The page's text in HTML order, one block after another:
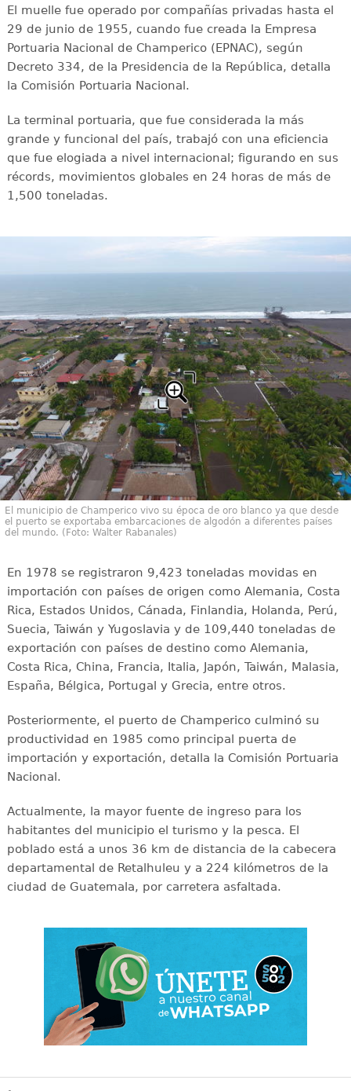
El muelle fue operado por compañías privadas hasta el
29 de junio de 1955, cuando fue creada la Empresa
Portuaria Nacional de Champerico (EPNAC), según
Decreto 334, de la Presidencia de la República, detalla
la Comisión Portuaria Nacional.
La terminal portuaria, que fue considerada la más
grande y funcional del país, trabajó con una eficiencia
que fue elogiada a nivel internacional; figurando en sus
récords, movimientos globales en 24 horas de más de
1,500 toneladas.
El municipio de Champerico vivo su época de oro blanco ya que desde
el puerto se exportaba embarcaciones de algodón a diferentes países
del mundo. (Foto: Walter Rabanales)
En 1978 se registraron 9,423 toneladas movidas en
importación con países de origen como Alemania, Costa
Rica, Estados Unidos, Cánada, Finlandia, Holanda, Perú,
Suecia, Taiwán y Yugoslavia y de 109,440 toneladas de
exportación con países de destino como Alemania,
Costa Rica, China, Francia, Italia, Japón, Taiwán, Malasia,
España, Bélgica, Portugal y Grecia, entre otros.
Posteriormente, el puerto de Champerico culminó su
productividad en 1985 como principal puerta de
importación y exportación, detalla la Comisión Portuaria
Nacional.
Actualmente, la mayor fuente de ingreso para los
habitantes del municipio el turismo y la pesca. El
poblado está a unos 36 km de distancia de la cabecera
departamental de Retalhuleu y a 224 kilómetros de la
ciudad de Guatemala, por carretera asfaltada.